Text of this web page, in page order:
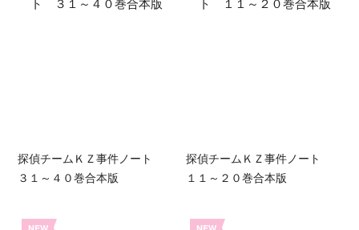
探偵チームＫＺ事件ノート
３１～４０巻合本版
探偵チームＫＺ事件ノート
１１～２０巻合本版